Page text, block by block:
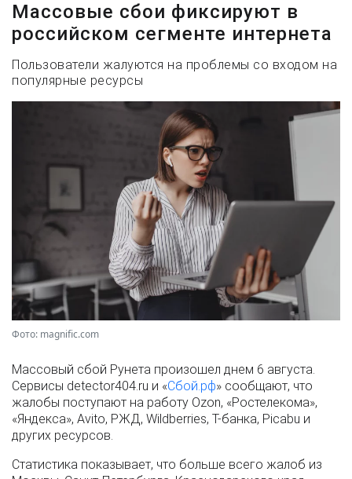
Массовые сбои фиксируют в
российском сегменте интернета
Пользователи жалуются на проблемы со входом на
популярные ресурсы
Фото: magnific.com
Массовый сбой Рунета произошел днем 6 августа.
Сервисы detector404.ru и «Сбой.рф» сообщают, что
жалобы поступают на работу Ozon, «Ростелекома»,
«Яндекса», Avito, РЖД, Wildberries, Т-банка, Picabu и
других ресурсов.
Статистика показывает, что больше всего жалоб из